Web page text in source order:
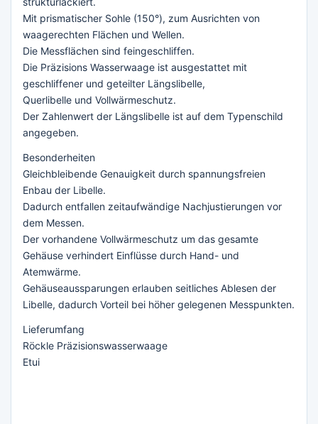
Mit prismatischer Sohle (150°), zum Ausrichten von
waagerechten Flächen und Wellen.
Die Messflächen sind feingeschliffen.
Die Präzisions Wasserwaage ist ausgestattet mit
geschliffener und geteilter Längslibelle,
Querlibelle und Vollwärmeschutz.
Der Zahlenwert der Längslibelle ist auf dem Typenschild
angegeben.
Besonderheiten
Gleichbleibende Genauigkeit durch spannungsfreien
Enbau der Libelle.
Dadurch entfallen zeitaufwändige Nachjustierungen vor
dem Messen.
Der vorhandene Vollwärmeschutz um das gesamte
Gehäuse verhindert Einflüsse durch Hand- und
Atemwärme.
Gehäuseaussparungen erlauben seitliches Ablesen der
Libelle, dadurch Vorteil bei höher gelegenen Messpunkten.
Lieferumfang
Röckle Präzisionswasserwaage
Etui